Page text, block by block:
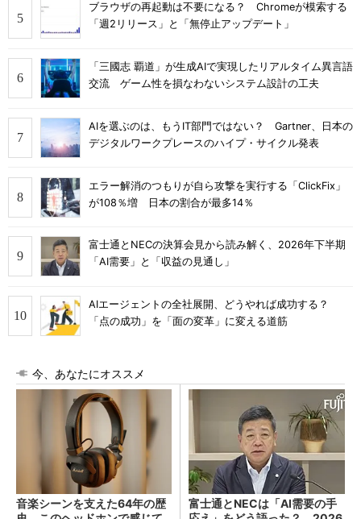
ブラウザの再起動は不要になる？ Chromeが模索する
「週2リリース」と「無停止アップデート」
「三國志 覇道」が生成AIで実現したリアルタイム異言語
交流 ゲーム性を損なわないシステム設計の工夫
AIを選ぶのは、もうIT部門ではない？ Gartner、日本の
デジタルワークプレースのハイプ・サイクル発表
エラー解消のつもりが自ら攻撃を実行する「ClickFix」
が108％増 日本の割合が最多14％
富士通とNECの決算会見から読み解く、2026年下半期
「AI需要」と「収益の見通し」
AIエージェントの全社展開、どうやれば成功する？
「点の成功」を「面の変革」に変える道筋
今、あなたにオススメ
音楽シーンを支えた64年の歴
富士通とNECは「AI需要の手